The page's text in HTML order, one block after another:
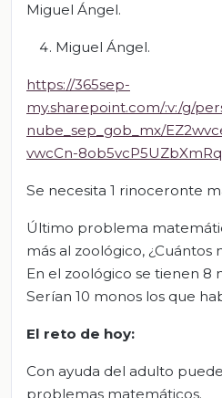
Miguel Ángel.
Miguel Ángel.
https://365sep-
my.sharepoint.com/:v:/g/
nube_sep_gob_mx/
vwcCn-
Se necesita 1 rinoceronte
Último problema
más al zoológico,
En el zoológico se tienen 8
Serían 10 monos los que
El reto de hoy:
Con ayuda del adulto
problemas matemáticos.